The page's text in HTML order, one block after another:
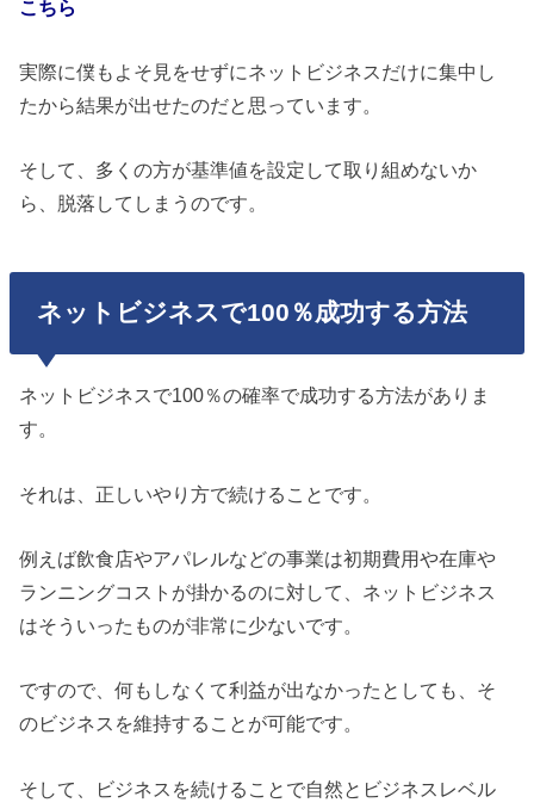
こちら
実際に僕もよそ見をせずにネットビジネスだけに集中し
たから結果が出せたのだと思っています。
そして、多くの方が基準値を設定して取り組めないか
ら、脱落してしまうのです。
ネットビジネスで100％成功する方法
ネットビジネスで100％の確率で成功する方法がありま
す。
それは、正しいやり方で続けることです。
例えば飲食店やアパレルなどの事業は初期費用や在庫や
ランニングコストが掛かるのに対して、ネットビジネス
はそういったものが非常に少ないです。
ですので、何もしなくて利益が出なかったとしても、そ
のビジネスを維持することが可能です。
そして、ビジネスを続けることで自然とビジネスレベル